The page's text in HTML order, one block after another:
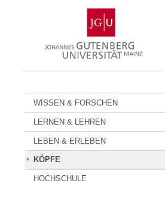
Gutenberg-
Universität
Mainz
WISSEN & FORSCHEN
LERNEN & LEHREN
LEBEN & ERLEBEN
KÖPFE
HOCHSCHULE